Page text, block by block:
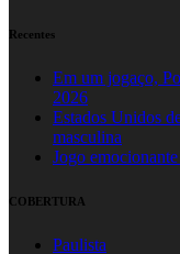
Recentes
Em um jogaço,
2026
Estados Unidos
masculina
Jogo
COBERTURA
Paulista